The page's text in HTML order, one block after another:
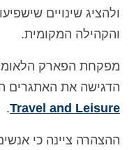
Slovenščina
Svenska
(
ולהציג שינויים
והקהילה המקומית.
מפקחת הפארק הלאומי
הדגישה את האתגרים
Travel and Leisure
.
ההצהרה ציינה כי